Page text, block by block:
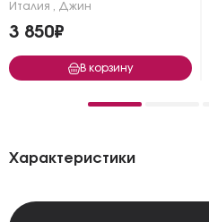
Италия Джин
3 850₽
В корзину
Характеристики